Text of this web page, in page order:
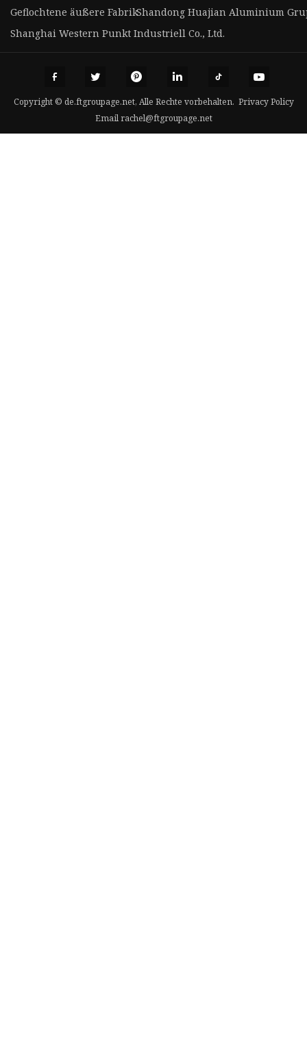
Geflochtene äußere FabrikShandong Huajian Aluminium
Shanghai Western Punkt Industriell Co., Ltd.
Copyright © de.ftgroupage.net, Alle Rechte vorbehalten. Privacy Policy
Emailrachel@ftgroupage.net